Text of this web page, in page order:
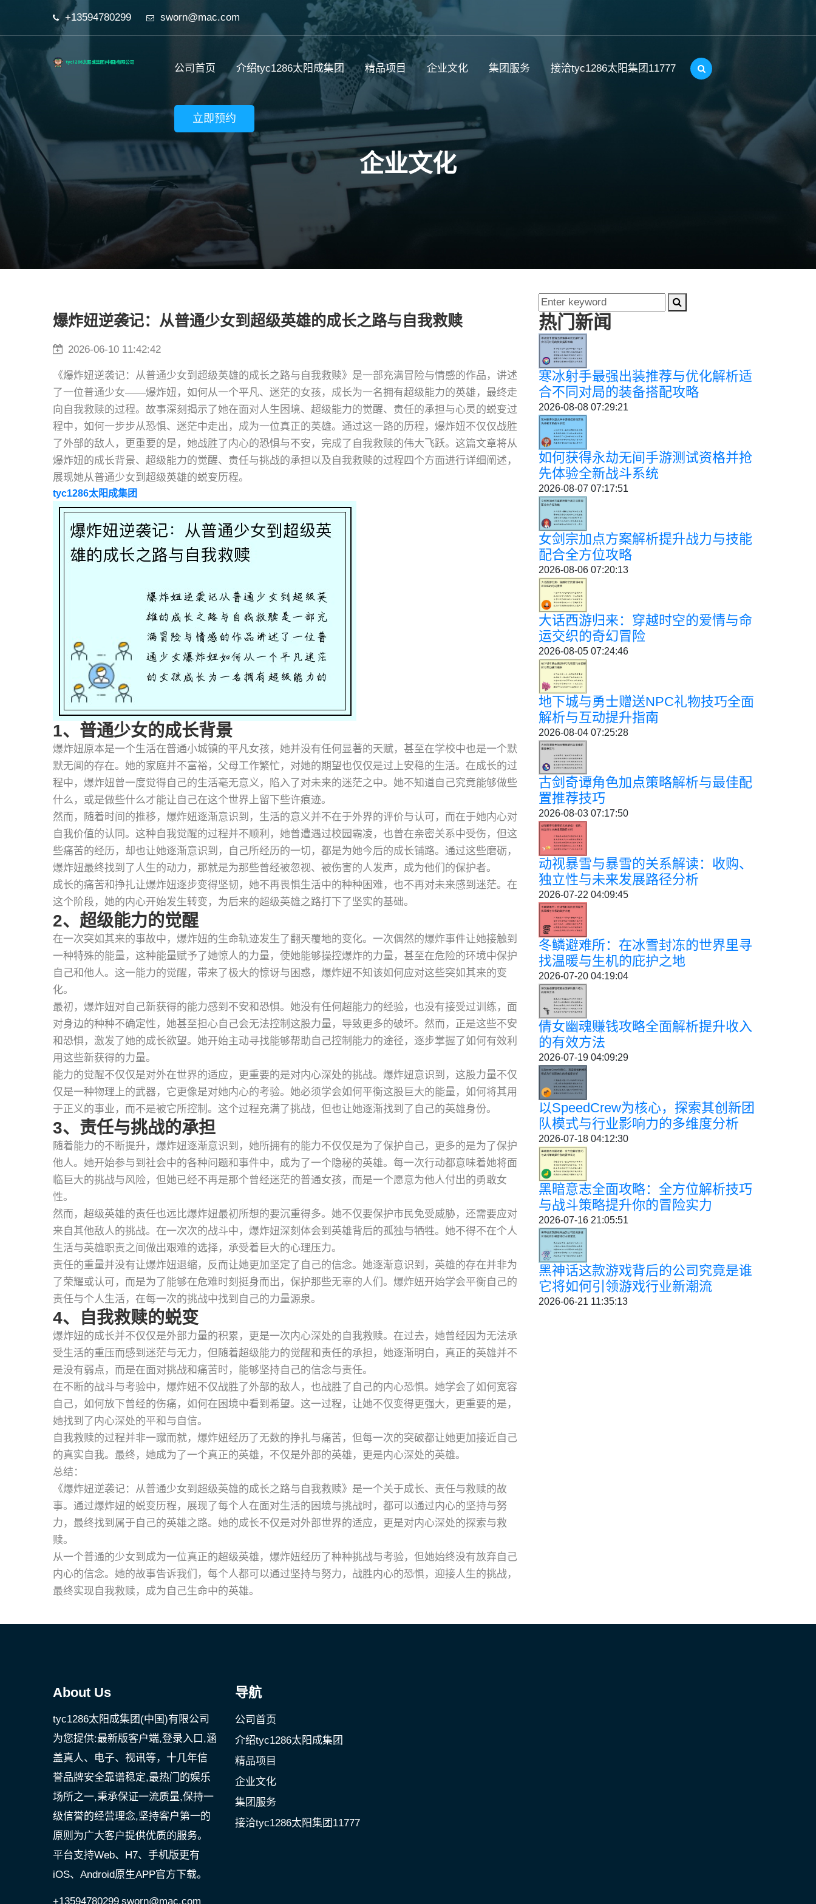
+13594780299 sworn@mac.com
公司首页 介绍tyc1286太阳成集团 精品项目 企业文化 集团服务 接洽tyc1286太阳集团11777
立即预约
企业文化
爆炸妞逆袭记：从普通少女到超级英雄的成长之路与自我救赎
2026-06-10 11:42:42
《爆炸妞逆袭记：从普通少女到超级英雄的成长之路与自我救赎》是一部充满冒险与情感的作品，讲述
了一位普通少女——爆炸妞，如何从一个平凡、迷茫的女孩，成长为一名拥有超级能力的英雄，最终走
向自我救赎的过程。故事深刻揭示了她在面对人生困境、超级能力的觉醒、责任的承担与心灵的蜕变过
程中，如何一步步从恐惧、迷茫中走出，成为一位真正的英雄。通过这一路的历程，爆炸妞不仅仅战胜
了外部的敌人，更重要的是，她战胜了内心的恐惧与不安，完成了自我救赎的伟大飞跃。这篇文章将从
爆炸妞的成长背景、超级能力的觉醒、责任与挑战的承担以及自我救赎的过程四个方面进行详细阐述，
展现她从普通少女到超级英雄的蜕变历程。
tyc1286太阳成集团
1、普通少女的成长背景
爆炸妞原本是一个生活在普通小城镇的平凡女孩，她并没有任何显著的天赋，甚至在学校中也是一个默
默无闻的存在。她的家庭并不富裕，父母工作繁忙，对她的期望也仅仅是过上安稳的生活。在成长的过
程中，爆炸妞曾一度觉得自己的生活毫无意义，陷入了对未来的迷茫之中。她不知道自己究竟能够做些
什么，或是做些什么才能让自己在这个世界上留下些许痕迹。
然而，随着时间的推移，爆炸妞逐渐意识到，生活的意义并不在于外界的评价与认可，而在于她内心对
自我价值的认同。这种自我觉醒的过程并不顺利，她曾遭遇过校园霸凌，也曾在亲密关系中受伤，但这
些痛苦的经历，却也让她逐渐意识到，自己所经历的一切，都是为她今后的成长铺路。通过这些磨砺，
爆炸妞最终找到了人生的动力，那就是为那些曾经被忽视、被伤害的人发声，成为他们的保护者。
成长的痛苦和挣扎让爆炸妞逐步变得坚韧，她不再畏惧生活中的种种困难，也不再对未来感到迷茫。在
这个阶段，她的内心开始发生转变，为后来的超级英雄之路打下了坚实的基础。
2、超级能力的觉醒
在一次突如其来的事故中，爆炸妞的生命轨迹发生了翻天覆地的变化。一次偶然的爆炸事件让她接触到
一种特殊的能量，这种能量赋予了她惊人的力量，使她能够操控爆炸的力量，甚至在危险的环境中保护
自己和他人。这一能力的觉醒，带来了极大的惊讶与困惑，爆炸妞不知该如何应对这些突如其来的变
化。
最初，爆炸妞对自己新获得的能力感到不安和恐惧。她没有任何超能力的经验，也没有接受过训练，面
对身边的种种不确定性，她甚至担心自己会无法控制这股力量，导致更多的破坏。然而，正是这些不安
和恐惧，激发了她的成长欲望。她开始主动寻找能够帮助自己控制能力的途径，逐步掌握了如何有效利
用这些新获得的力量。
能力的觉醒不仅仅是对外在世界的适应，更重要的是对内心深处的挑战。爆炸妞意识到，这股力量不仅
仅是一种物理上的武器，它更像是对她内心的考验。她必须学会如何平衡这股巨大的能量，如何将其用
于正义的事业，而不是被它所控制。这个过程充满了挑战，但也让她逐渐找到了自己的英雄身份。
3、责任与挑战的承担
随着能力的不断提升，爆炸妞逐渐意识到，她所拥有的能力不仅仅是为了保护自己，更多的是为了保护
他人。她开始参与到社会中的各种问题和事件中，成为了一个隐秘的英雄。每一次行动都意味着她将面
临巨大的挑战与风险，但她已经不再是那个曾经迷茫的普通女孩，而是一个愿意为他人付出的勇敢女
性。
然而，超级英雄的责任也远比爆炸妞最初所想的要沉重得多。她不仅要保护市民免受威胁，还需要应对
来自其他敌人的挑战。在一次次的战斗中，爆炸妞深刻体会到英雄背后的孤独与牺牲。她不得不在个人
生活与英雄职责之间做出艰难的选择，承受着巨大的心理压力。
责任的重量并没有让爆炸妞退缩，反而让她更加坚定了自己的信念。她逐渐意识到，英雄的存在并非为
了荣耀或认可，而是为了能够在危难时刻挺身而出，保护那些无辜的人们。爆炸妞开始学会平衡自己的
责任与个人生活，在每一次的挑战中找到自己的力量源泉。
4、自我救赎的蜕变
爆炸妞的成长并不仅仅是外部力量的积累，更是一次内心深处的自我救赎。在过去，她曾经因为无法承
受生活的重压而感到迷茫与无力，但随着超级能力的觉醒和责任的承担，她逐渐明白，真正的英雄并不
是没有弱点，而是在面对挑战和痛苦时，能够坚持自己的信念与责任。
在不断的战斗与考验中，爆炸妞不仅战胜了外部的敌人，也战胜了自己的内心恐惧。她学会了如何宽容
自己，如何放下曾经的伤痛，如何在困境中看到希望。这一过程，让她不仅变得更强大，更重要的是，
她找到了内心深处的平和与自信。
自我救赎的过程并非一蹴而就，爆炸妞经历了无数的挣扎与痛苦，但每一次的突破都让她更加接近自己
的真实自我。最终，她成为了一个真正的英雄，不仅是外部的英雄，更是内心深处的英雄。
总结：
《爆炸妞逆袭记：从普通少女到超级英雄的成长之路与自我救赎》是一个关于成长、责任与救赎的故
事。通过爆炸妞的蜕变历程，展现了每个人在面对生活的困境与挑战时，都可以通过内心的坚持与努
力，最终找到属于自己的英雄之路。她的成长不仅是对外部世界的适应，更是对内心深处的探索与救
赎。
从一个普通的少女到成为一位真正的超级英雄，爆炸妞经历了种种挑战与考验，但她始终没有放弃自己
内心的信念。她的故事告诉我们，每个人都可以通过坚持与努力，战胜内心的恐惧，迎接人生的挑战，
最终实现自我救赎，成为自己生命中的英雄。
热门新闻
寒冰射手最强出装推荐与优化解析适
合不同对局的装备搭配攻略
2026-08-08 07:29:21
如何获得永劫无间手游测试资格并抢
先体验全新战斗系统
2026-08-07 07:17:51
女剑宗加点方案解析提升战力与技能
配合全方位攻略
2026-08-06 07:20:13
大话西游归来：穿越时空的爱情与命
运交织的奇幻冒险
2026-08-05 07:24:46
地下城与勇士赠送NPC礼物技巧全面
解析与互动提升指南
2026-08-04 07:25:28
古剑奇谭角色加点策略解析与最佳配
置推荐技巧
2026-08-03 07:17:50
动视暴雪与暴雪的关系解读：收购、
独立性与未来发展路径分析
2026-07-22 04:09:45
冬鳞避难所：在冰雪封冻的世界里寻
找温暖与生机的庇护之地
2026-07-20 04:19:04
倩女幽魂赚钱攻略全面解析提升收入
的有效方法
2026-07-19 04:09:29
以SpeedCrew为核心，探索其创新团
队模式与行业影响力的多维度分析
2026-07-18 04:12:30
黑暗意志全面攻略：全方位解析技巧
与战斗策略提升你的冒险实力
2026-07-16 21:05:51
黑神话这款游戏背后的公司究竟是谁
它将如何引领游戏行业新潮流
2026-06-21 11:35:13
About Us
tyc1286太阳成集团(中国)有限公司
为您提供:最新版客户端,登录入口,涵
盖真人、电子、视讯等，十几年信
誉品牌安全靠谱稳定,最热门的娱乐
场所之一,秉承保证一流质量,保持一
级信誉的经营理念,坚持客户第一的
原则为广大客户提供优质的服务。
平台支持Web、H7、手机版更有
iOS、Android原生APP官方下载。
+13594780299 sworn@mac.com
导航
公司首页
介绍tyc1286太阳成集团
精品项目
企业文化
集团服务
接洽tyc1286太阳集团11777